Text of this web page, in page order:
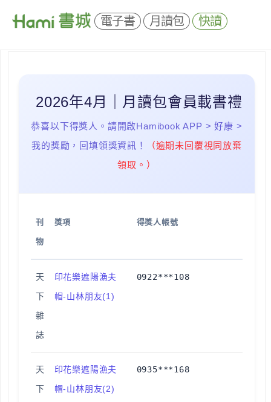
電子書 月讀包 快讀
2026年4月｜月讀包會員載書禮
恭喜以下得獎人。請開啟Hamibook APP > 好康 >
我的獎勵，回填領獎資訊！
（逾期未回覆視同放棄
領取。）
刊
物
獎項 得獎人帳號
天
下
雜
誌
印花樂遮陽漁夫
帽-山林朋友(1)
0922***108
天
下
印花樂遮陽漁夫
帽-山林朋友(2)
0935***168